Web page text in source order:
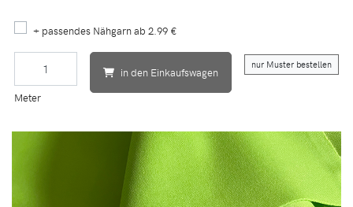
+ passendes Nähgarn ab 2.99 €
Meter
in den Einkaufswagen
nur Muster bestellen